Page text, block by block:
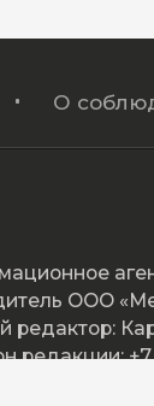
О
ООО
редактор:
редакции: